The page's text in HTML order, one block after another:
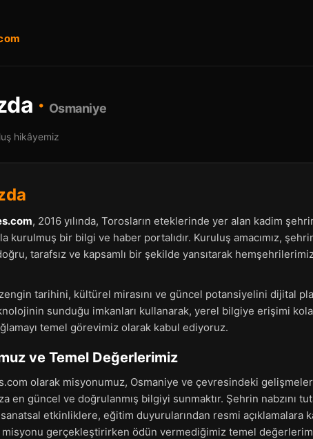
· Osmaniye
hikâyemiz
, 2016 yılında, Torosların eteklerinde yer alan kadim
kurulmuş bir bilgi ve haber portalıdır. Kuruluş amacımız,
tarafsız ve kapsamlı bir şekilde yansıtarak
tarihini, kültürel mirasını ve güncel potansiyelini dijital
sunduğu imkanları kullanarak, yerel bilgiye erişimi
temel görevimiz olarak kabul ediyoruz.
ve Temel Değerlerimiz
olarak misyonumuz, Osmaniye ve çevresindeki
en güncel ve doğrulanmış bilgiyi sunmaktır. Şehrin nabzını
etkinliklere, eğitim duyurularından resmi açıklamalara
gerçekleştirirken ödün vermediğimiz temel